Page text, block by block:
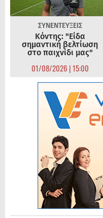
ΣΥΝΕΝΤΕΥΞΕΙΣ
Κόντης: "Είδα
σημαντική βελτίωση
στο παιχνίδι μας"
01/08/2026 | 15:00